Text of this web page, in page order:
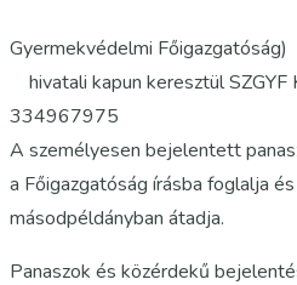
Gyermekvédelmi Főigazgatóság)
hivatali kapun keresztül SZGYF
334967975
A személyesen bejelentett
a Főigazgatóság írásba foglalja
másodpéldányban átadja.
Panaszok és közérdekű